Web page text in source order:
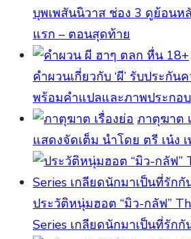
บุพเพสันนิวาส ช่อง 3 ดูย้อน
แรก – ตอนสุดท้าย
คำผวนเกี่ยวกับ ‘ผี’ รับประกั
พร้อมคำแปลและภาพประกอบ
ภาตุฆาต
แสดงจัดเต็ม นำโดย ตรี เน๋ง
ประวัติหนุ่มฮอต “มิว-กลัฟ”
Series เกลียดนักมาเป็นที่รักกั